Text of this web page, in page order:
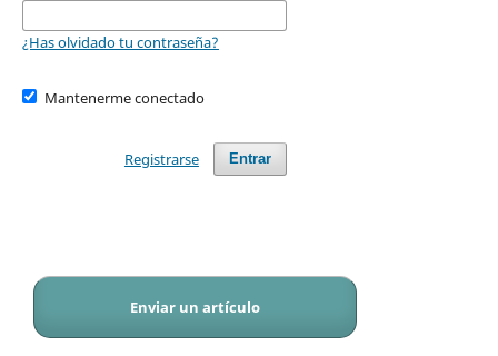
¿Has olvidado tu contraseña?
Mantenerme conectado
Entrar
Registrarse
Enviar un artículo